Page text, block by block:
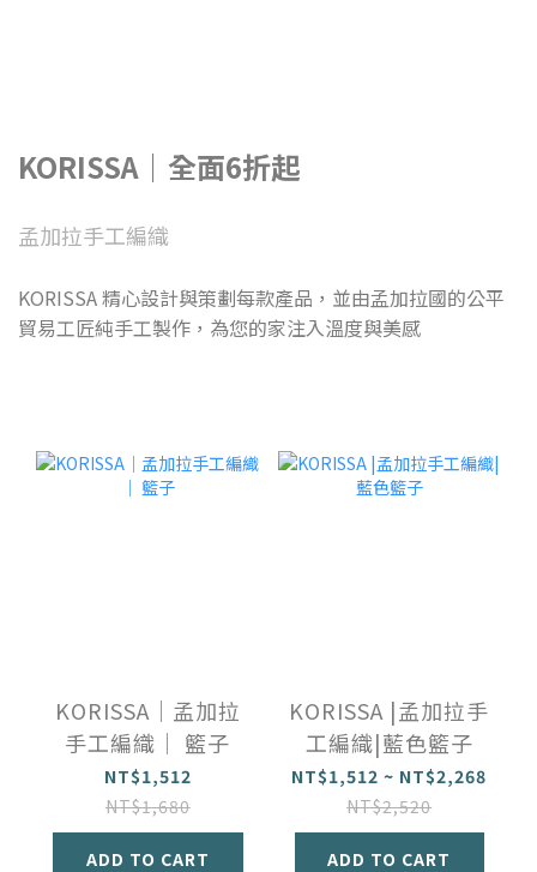
KORISSA｜全面6折起
孟加拉手工編織
KORISSA 精心設計與策劃每款產品，並由孟加拉國的公平
貿易工匠純手工製作，為您的家注入溫度與美感
KORISSA｜孟加拉
手工編織｜ 籃子
NT$1,512
NT$1,680
ADD TO CART
KORISSA |孟加拉手
工編織|藍色籃子
NT$1,512 ~ NT$2,268
NT$2,520
ADD TO CART